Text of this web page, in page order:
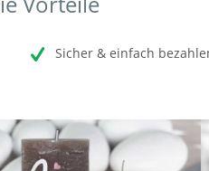
Sicher & einfach